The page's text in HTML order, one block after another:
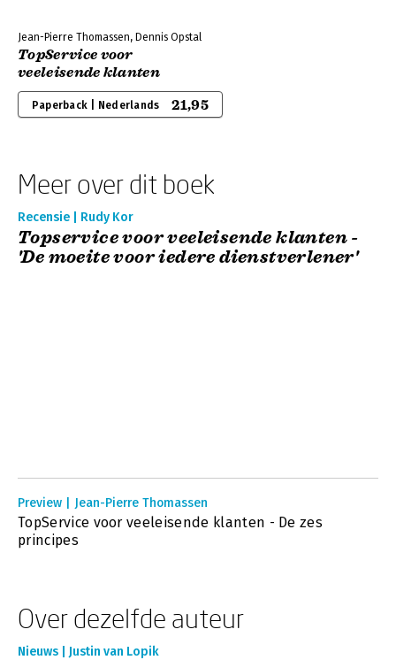
Jean-Pierre Thomassen, Dennis Opstal
TopService voor
veeleisende klanten
Paperback | Nederlands 21,95
Meer over dit boek
Recensie | Rudy Kor
Topservice voor veeleisende klanten -
'De moeite voor iedere dienstverlener'
Preview | Jean-Pierre Thomassen
TopService voor veeleisende klanten - De zes
principes
Over dezelfde auteur
Nieuws | Justin van Lopik